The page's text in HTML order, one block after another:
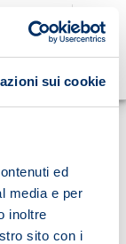
sui cookie
ed
media e per
inoltre
sito con i